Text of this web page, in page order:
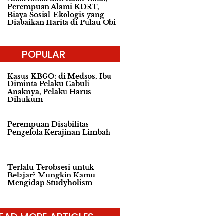
Perempuan Alami KDRT,
Biaya Sosial-Ekologis yang
Diabaikan Harita di Pulau Obi
POPULAR
Kasus KBGO: di Medsos, Ibu
Diminta Pelaku Cabuli
Anaknya, Pelaku Harus
Dihukum
Perempuan Disabilitas
Pengelola Kerajinan Limbah
Terlalu Terobsesi untuk
Belajar? Mungkin Kamu
Mengidap Studyholism